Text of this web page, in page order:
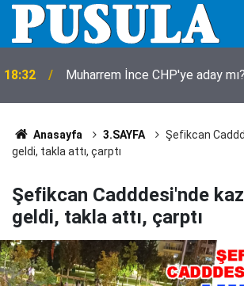
18:15
Oğlunu cenaze aracına koydu,
çöküp feryat etti: Ciğerimi yaktın
Anasayfa 3.SAYFA
Şefikcan
geldi, takla attı, çarptı
Şefikcan Cadddesi'nde
geldi, takla attı, çarptı